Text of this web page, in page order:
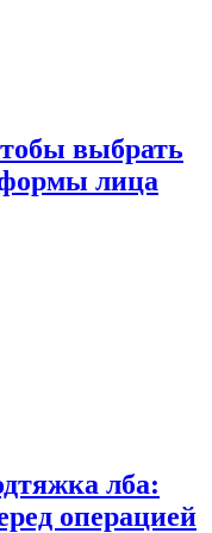
выбрать
лица
лба:
операцией